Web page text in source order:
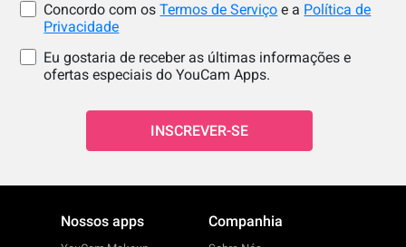
Concordo com osTermos de Serviço e a Política de
Privacidade
Eu gostaria de receber as últimas informações e
ofertas especiais do YouCam Apps.
INSCREVER-SE
Nossos apps Companhia